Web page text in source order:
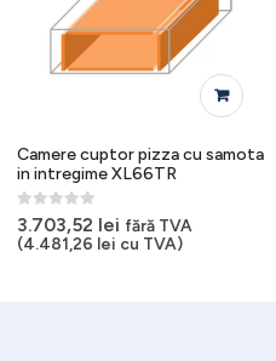
Camere cuptor pizza cu samota
in intregime XL66TR
0out of 5
3.703,52 lei fără TVA
(4.481,26 lei cu TVA)